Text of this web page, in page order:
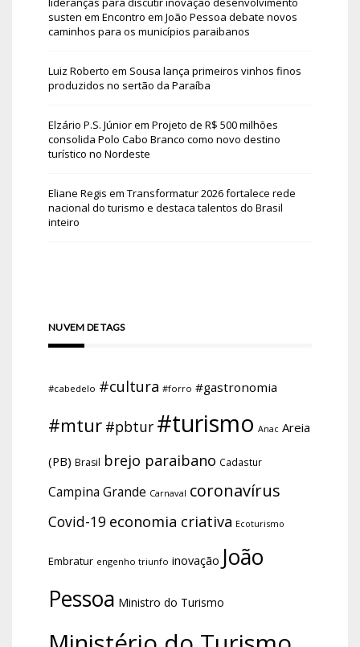
susten em Encontro em João Pessoa debate novos
caminhos para os municípios paraibanos
Luiz Roberto em Sousa lança primeiros vinhos finos
produzidos no sertão da Paraíba
Elzário P.S. Júniorem Projeto de R$ 500 milhões
consolida Polo Cabo Branco como novo destino
turístico no Nordeste
Eliane Regis em Transformatur 2026 fortalece rede
nacional do turismo e destaca talentos do Brasil
inteiro
NUVEM DE TAGS
#cabedelo #cultura #forro #gastronomia
#mtur #pbtur #turismo Anac Areia
(PB) Brasil brejo paraibano Cadastur
Campina Grande Carnaval coronavírus
Covid-19 economia criativa Ecoturismo
Embratur engenho triunfo inovação João
Pessoa Ministro do Turismo